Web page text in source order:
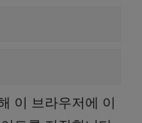
이 브라우저에 이